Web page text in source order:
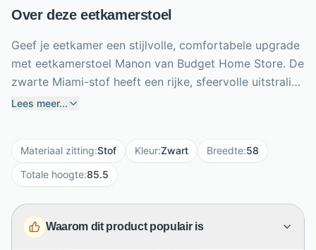
Over deze eetkamerstoel
Geef je eetkamer een stijlvolle, comfortabele upgrade
met eetkamerstoel Manon van Budget Home Store. De
zwarte Miami-stof heeft een rijke, sfeervolle uitstraling
en voelt prettig aan tijdens lange diners. De royaal
terwijl de openingen onder de armleuningen het
ontwerp luchtig houden. Vier zwarte metalen poten
breedte van 58 cm, hoogte van 85,5 cm en diepte van
65 cm past Manon mooi aan uiteenlopende eettafels.
Lees meer...
Materiaal zitting:Stof Kleur:Zwart Breedte:58
Totale hoogte:85.5
Waarom dit product populair is